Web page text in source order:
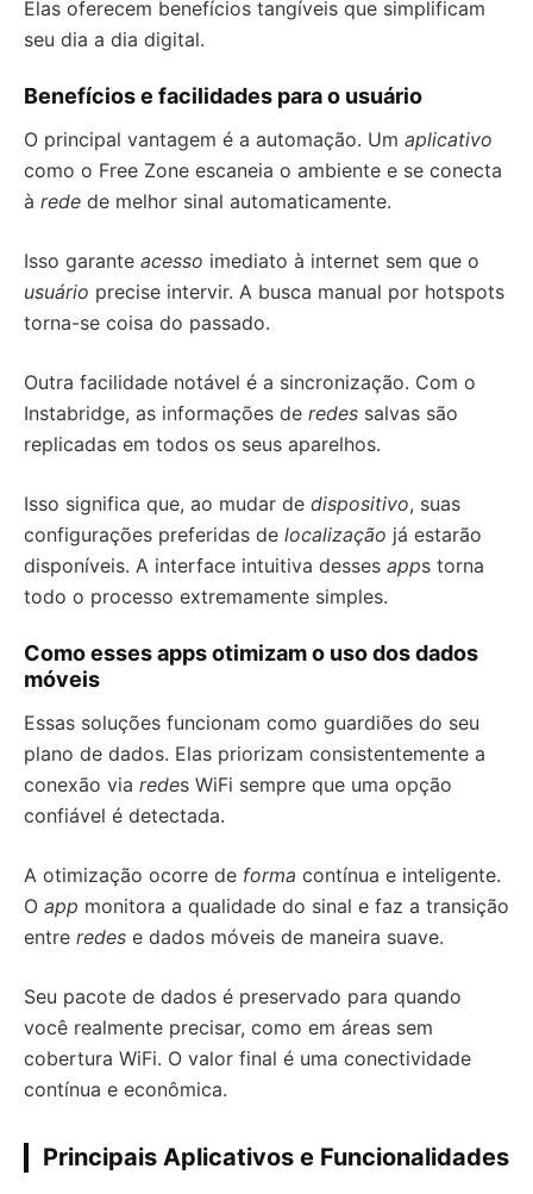
Elas oferecem benefícios tangíveis que simplificam
seu dia a dia digital.
Benefícios e facilidades para o usuário
O principal vantagem é a automação. Um aplicativo
como o Free Zone escaneia o ambiente e se conecta
à rede de melhor sinal automaticamente.
Isso garante acesso imediato à internet sem que o
usuário precise intervir. A busca manual por hotspots
torna-se coisa do passado.
Outra facilidade notável é a sincronização. Com o
Instabridge, as informações de redes salvas são
replicadas em todos os seus aparelhos.
Isso significa que, ao mudar de dispositivo, suas
configurações preferidas de localização já estarão
disponíveis. A interface intuitiva desses apps torna
todo o processo extremamente simples.
Como esses apps otimizam o uso dos dados
móveis
Essas soluções funcionam como guardiões do seu
plano de dados. Elas priorizam consistentemente a
conexão via redes WiFi sempre que uma opção
confiável é detectada.
A otimização ocorre de forma contínua e inteligente.
O app monitora a qualidade do sinal e faz a transição
entre redes e dados móveis de maneira suave.
Seu pacote de dados é preservado para quando
você realmente precisar, como em áreas sem
cobertura WiFi. O valor final é uma conectividade
contínua e econômica.
Principais Aplicativos e Funcionalidades